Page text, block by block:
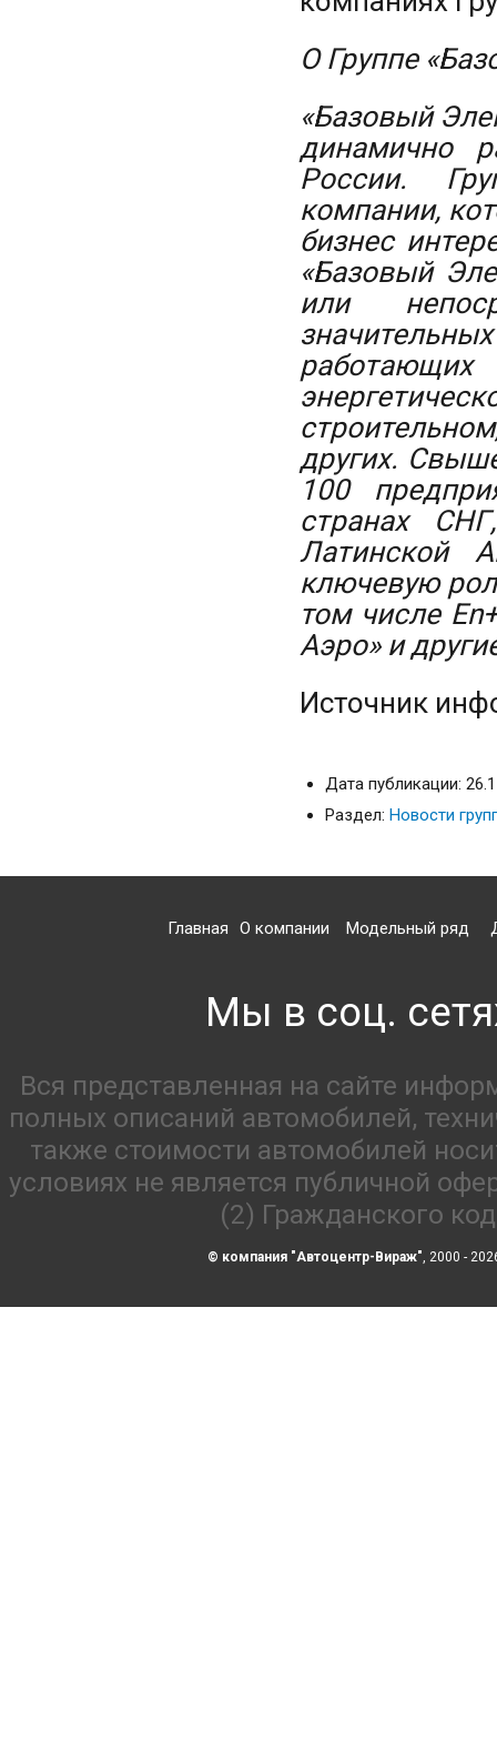
О Группе
«Базовый
динамично
России.
компании,
бизнес
«Базовый
или
других.
100
странах
Латинской
ключевую
том числе
Аэро» и
Источник
Дата публикации:
Раздел: Новости
Главная О компании Модельный ряд
Мы в соц.
Вся представленная на сайте
полных описаний автомобилей,
также стоимости автомобилей
условиях не является публичной
(2) Гражданского
© компания "Автоцентр-Вираж", 2000 -